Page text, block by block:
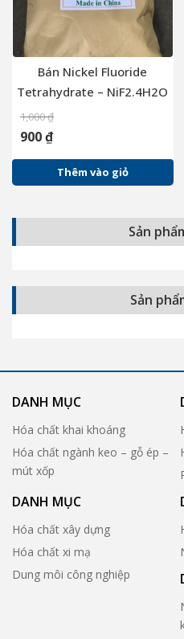
Bán Nickel Fluoride
Tetrahydrate – NiF2.4H2O
dùng trong xi mạ, thụ
động bề mặt kim loại
1,000₫
900₫
Thêm vào giỏ
Sản
Sản
DANH MỤC
Hóa chất khai khoáng
Hóa chất ngành keo – gỗ ép –
mút xốp
DANH MỤC
Hóa chất xây dựng
Hóa chất xi mạ
Dung môi công nghiệp